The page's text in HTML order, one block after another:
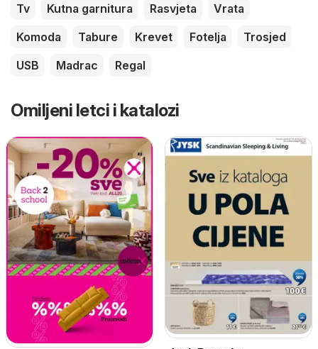
Tv Kutna garnitura Rasvjeta
Vrata
Komoda
Tabure Krevet Fotelja
Trosjed
USB
Madrac Regal
Omiljeni letci i katalozi